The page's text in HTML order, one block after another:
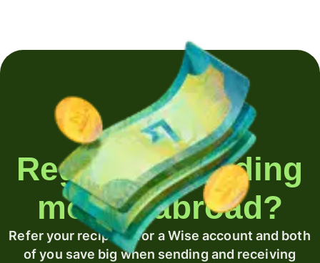
Regularly sending
money abroad?
Refer your recipient for a Wise account and both
of you save big when sending and receiving